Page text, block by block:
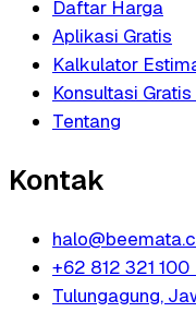
Daftar Harga
Aplikasi Gratis
Kalkulator
Konsultasi Gratis
Tentang
Kontak
+62 812 321 100
Tulungagung,